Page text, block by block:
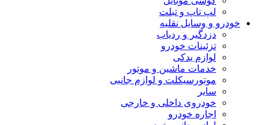
لپ تاپ و تبلت
خودرو و وسایل نقلیه
دزدگیر و ردیاب
تزئینات خودرو
لوازم یدکی
خدمات ماشین و موتور
موتورسیکلت و لوازم جانبی
سایر
خودروی داخلی و خارجی
اجاره خودرو